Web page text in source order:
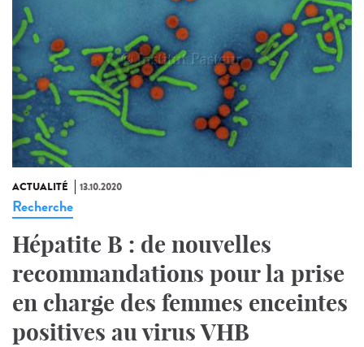
ACTUALITÉ 13.10.2020
Recherche
Hépatite B : de nouvelles
recommandations pour la prise
en charge des femmes enceintes
positives au virus VHB